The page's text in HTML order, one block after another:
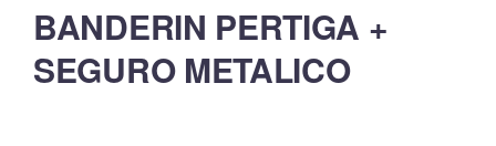
BANDERIN PERTIGA +
SEGURO METALICO